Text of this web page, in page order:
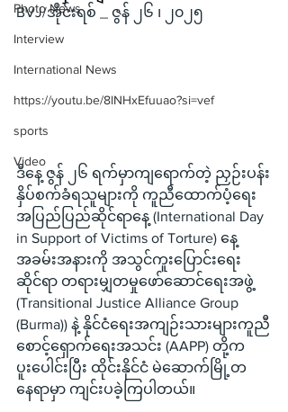
Photo News
Interview
International News
https://youtu.be/8lNHxEfuuao?si=vef
sports
Video
BVJ/အိုင်းရစ် _ ဇွန် ၂၆ ၊ ၂၀၂၅
ဒီနေ့ ဇွန် ၂၆ ရက်မှာကျရောက်တဲ့ ညှဉ်းပန်း
နှိပ်စက်ခံရသူများကို ကူညီထောက်ပံ့ရေး
အပြည်ပြည်ဆိုင်ရာနေ့ (International Day
in Support of Victims of Torture) နေ့
အခမ်းအနားကို အသွင်ကူးပြောင်းရေး
ဆိုင်ရာ တရားမျှတမှုဖော်ဆောင်ရေးအဖွဲ့
(Transitional Justice Alliance Group
(Burma)) နဲ့ နိုင်ငံရေးအကျဉ်းသားများကူညီ
စောင့်ရှောက်ရေးအသင်း (AAPP) တို့က
ပူးပေါင်းပြီး ထိုင်းနိုင်ငံ မဲဆောက်မြို့တ
နေရာမှာ ကျင်းပခဲ့ကြပါတယ်။